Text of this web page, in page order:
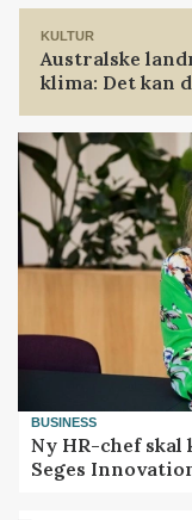
KULTUR
Australske
klima: Det kan
BUSINESS
Ny HR-chef
Seges